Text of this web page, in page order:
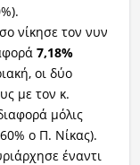
νίκησε τον νυν
7,18%
οι δύο
με τον κ.
μόλις
ο Π. Νίκας).
έναντι